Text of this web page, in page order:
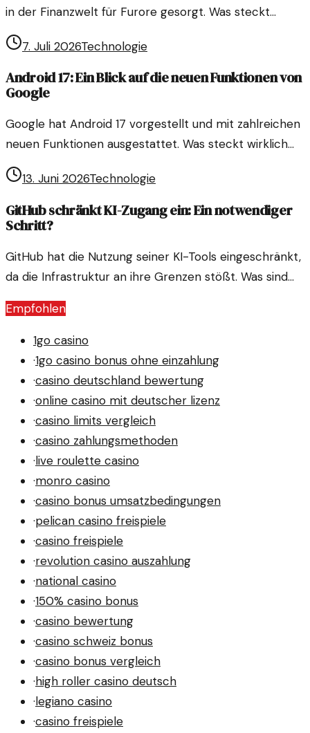
in der Finanzwelt für Furore gesorgt. Was steckt
hinter diesem Phänomen und was bedeutet das für
Anleger?
7. Juli 2026Technologie
Android 17: Ein Blick auf die neuen Funktionen von
Google
Google hat Android 17 vorgestellt und mit zahlreichen
neuen Funktionen ausgestattet. Was steckt wirklich
hinter diesen Veränderungen und wie sinnvoll sind sie?
13. Juni 2026Technologie
GitHub schränkt KI-Zugang ein: Ein notwendiger
Schritt?
GitHub hat die Nutzung seiner KI-Tools eingeschränkt,
da die Infrastruktur an ihre Grenzen stößt. Was sind
Entwickler?
Empfohlen
1go casino
·1go casino bonus ohne einzahlung
·casino deutschland bewertung
·online casino mit deutscher lizenz
·casino limits vergleich
·casino zahlungsmethoden
·live roulette casino
·monro casino
·casino bonus umsatzbedingungen
·pelican casino freispiele
·casino freispiele
·revolution casino auszahlung
·national casino
·150% casino bonus
·casino bewertung
·casino schweiz bonus
·casino bonus vergleich
·high roller casino deutsch
·legiano casino
·casino freispiele